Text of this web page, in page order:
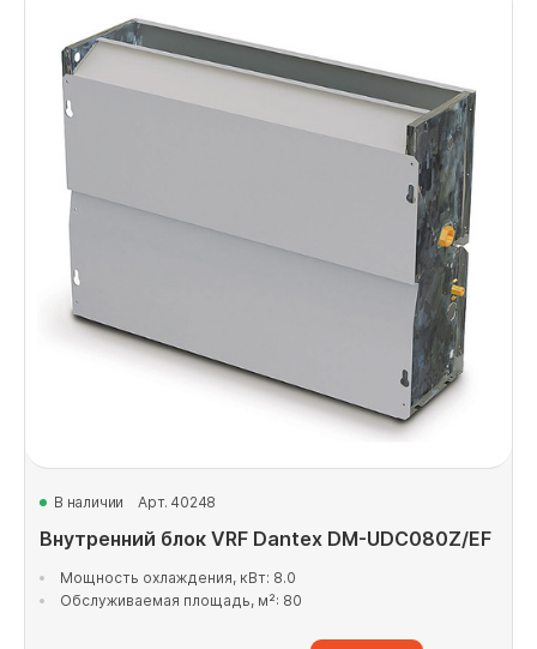
В наличии Арт. 40248
Внутренний блок VRF Dantex DM-UDC080Z/EF
Мощность охлаждения, кВт: 8.0
Обслуживаемая площадь, м²: 80